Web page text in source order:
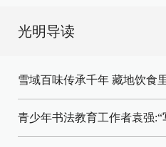
光明导读
雪域百味传承千年 藏地饮食
青少年书法教育工作者袁强